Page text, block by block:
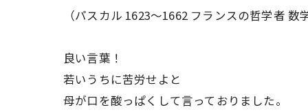
（パスカル 1623〜1662 フランスの哲学者 数
良い言葉！
若いうちに苦労せよと
母が口を酸っぱくして言っておりました。